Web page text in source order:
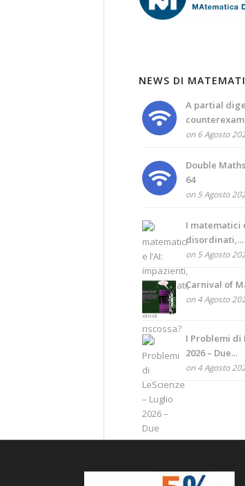
NEWS DI
A partial
on 6 Agosto
Double
64
on 5 Agosto
I matematici
disordinati,...
on 5 Agosto
Carnival of
on 4 Agosto
I Problemi di
2026 – Due...
on 4 Agosto